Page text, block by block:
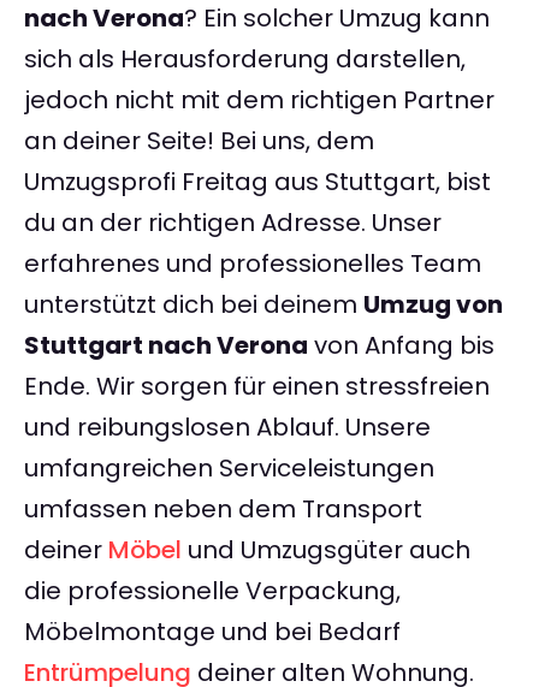
nach Verona? Ein solcher Umzug kann
sich als Herausforderung darstellen,
jedoch nicht mit dem richtigen Partner
an deiner Seite! Bei uns, dem
Umzugsprofi Freitag aus Stuttgart, bist
du an der richtigen Adresse. Unser
erfahrenes und professionelles Team
unterstützt dich bei deinem Umzug von
Stuttgart nach Verona von Anfang bis
Ende. Wir sorgen für einen stressfreien
und reibungslosen Ablauf. Unsere
umfangreichen Serviceleistungen
umfassen neben dem Transport
deiner Möbel und Umzugsgüter auch
die professionelle Verpackung,
Möbelmontage und bei Bedarf
Entrümpelung deiner alten Wohnung.